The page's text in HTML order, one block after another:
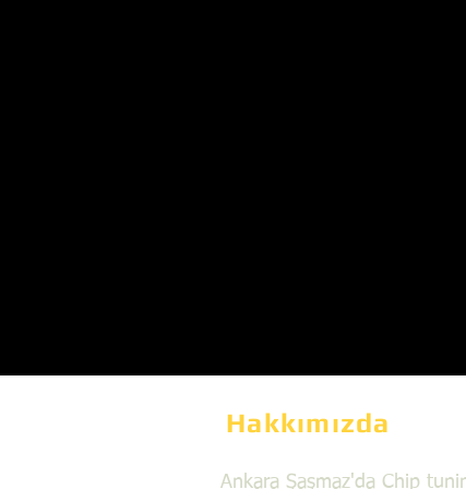
Hakkımızda
Ankara Şaşmaz'da Chip